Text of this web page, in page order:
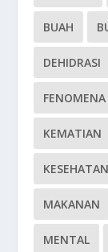
BUAH
DEHIDRASI
KEMATIAN
MAKANAN
MENTAL